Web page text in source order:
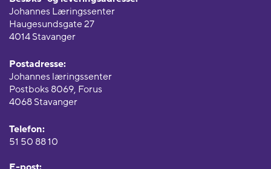
Johannes Læringssenter
Haugesundsgate 27
4014 Stavanger
Postadresse:
Johannes læringssenter
Postboks 8069, Forus
4068 Stavanger
Telefon:
51 50 88 10